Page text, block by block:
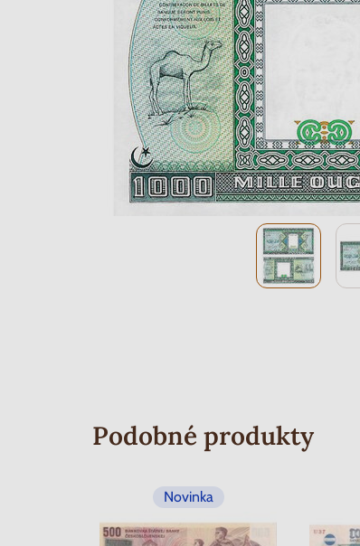
Podobné produkty
Novinka